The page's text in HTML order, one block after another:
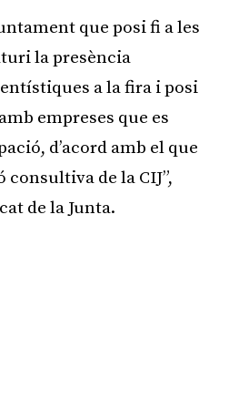
que posi fi a les
la presència
a la fira i posi
empreses que es
d’acord amb el que
de la CIJ”,
de la Junta.